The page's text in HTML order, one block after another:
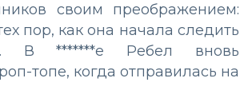
своим преображением:
пор, как она начала следить
В *******е Ребел вновь
топе, когда отправилась на